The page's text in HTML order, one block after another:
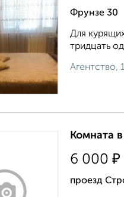
Фрунзе 30
Для
тридцать
Агентство,
Комната
6 000 ₽
проезд